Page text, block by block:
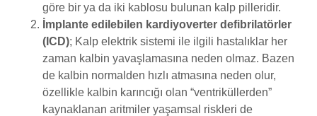
göre bir ya da iki kablosu bulunan kalp pilleridir.
mplante edilebilen kardiyoverter defibrilatörler
(ICD); Kalp elektrik sistemi ile ilgili hastalıklar her
zaman kalbin yavaşlamasına neden olmaz. Bazen
de kalbin normalden hızlı atmasına neden olur,
özellikle kalbin karıncığı olan “ventriküllerden”
kaynaklanan aritmiler yaşamsal riskleri de